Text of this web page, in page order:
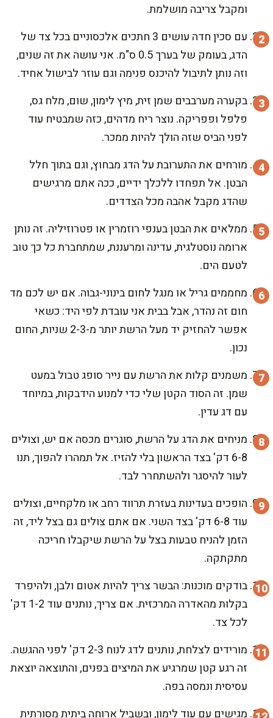
ומקבל צריבה מושלמת.
עם סכין חדה עושים 3 חתכים אלכסוניים בכל צד של
הדג, בעומק של בערך 0.5 ס"מ. אני עושה את זה שנים,
וזה נותן לתיבול להיכנס פנימה וגם עוזר לבישול אחיד.
בקערה מערבבים שמן זית, מיץ לימון, שום, מלח גס,
פלפל ופפריקה. נוצר ריח מדהים, כזה שמבטיח עוד
לפני הביס שזה הולך להיות ממכר.
מורחים את התערובת על הדג מבחוץ, וגם בתוך חלל
הבטן. אל תפחדו ללכלך ידיים, ככה אתם מרגישים
שהדג מקבל אהבה מכל הצדדים.
ממלאים את הבטן בענפי רוזמרין או פטרוזיליה. זה נותן
ארומה נוסטלגית, עדינה ומרעננת, שמתחברת כל כך טוב
לטעם הים.
מחממים גריל או מנגל לחום בינוני-גבוה. אם יש לכם מד
חום זה נהדר, אבל בבית אני עובדת לפי היד: כשאי
אפשר להחזיק יד מעל הרשת יותר מ-2-3 שניות, החום
נכון.
משמנים קלות את הרשת עם נייר סופג טבול במעט
שמן. זה הסוד הקטן שלי כדי למנוע הידבקות, במיוחד
עם דג עדין.
מניחים את הדג על הרשת, סוגרים מכסה אם יש, וצולים
6-8 דק' בצד הראשון בלי להזיז. אל תמהרו להפוך, תנו
לעור להיסגר ולהשתחרר לבד.
הופכים בעדינות בעזרת תרווד רחב או מלקחיים, וצולים
עוד 6-8 דק' בצד השני. אם אתם צולים גם בצל ליד, זה
הזמן להניח טבעות בצל על הרשת שיקבלו חריכה
מתקתקה.
בודקים מוכנות: הבשר צריך להיות אטום ולבן, ולהיפרד
בקלות מהאדרה המרכזית. אם צריך, נותנים עוד 1-2 דק'
לכל צד.
מורידים לצלחת, נותנים לדג לנוח 2-3 דק' לפני ההגשה.
זה רגע קטן שמרגיע את המיצים בפנים, והתוצאה יוצאת
עסיסית ונמסה בפה.
מגישים עם עוד לימון, ובשביל ארוחה ביתית מסורתית